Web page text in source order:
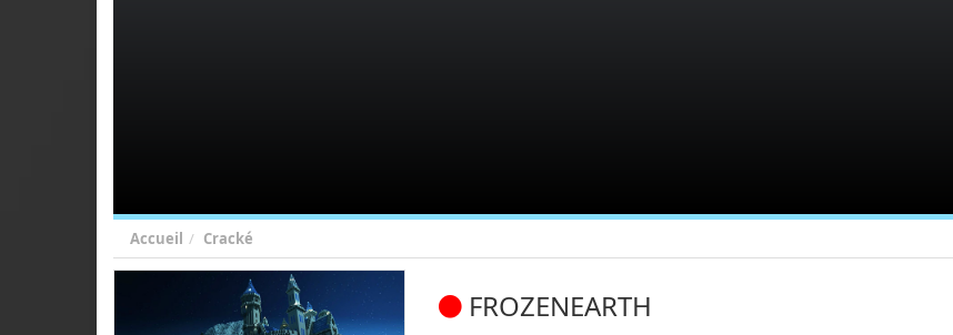
Accueil Cracké
FROZENEARTH